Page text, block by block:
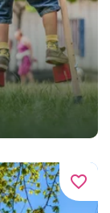
favorite_border